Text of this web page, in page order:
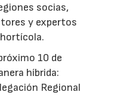
socias,
y expertos
10 de
híbrida:
Regional